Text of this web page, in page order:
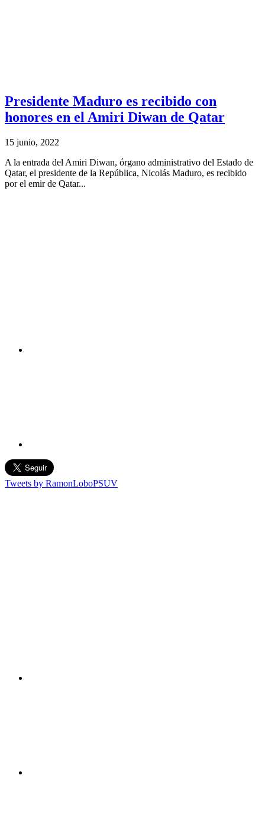
Presidente Maduro es recibido con
honores en el Amiri Diwan de Qatar
15 junio, 2022
A la entrada del Amiri Diwan, órgano administrativo del Estado de
Qatar, el presidente de la República, Nicolás Maduro, es recibido
por el emir de Qatar...
Tweets by RamonLoboPSUV